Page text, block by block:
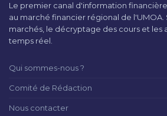
Le premier canal d'information
au marché financier régional de
marchés, le décryptage des cours et les
temps réel.
Qui sommes-nous ?
Comité de Rédaction
Nous contacter